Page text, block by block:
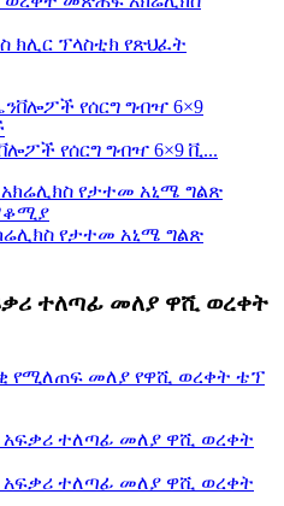
ክሊር ፕላስቲክ የጽህፈት
የሰርግ ግብዣ 6×9 ቪ...
የታተመ አኒሜ ግልጽ
ተለጣፊ መለያ ዋሺ ወረቀት